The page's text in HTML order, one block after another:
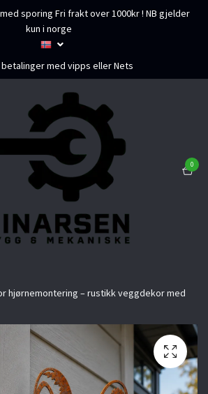
sporing Fri frakt over 1000kr ! NB gjelder
kun i norge
med vipps eller Nets
0
hjørnemontering – rustikk veggdekor med